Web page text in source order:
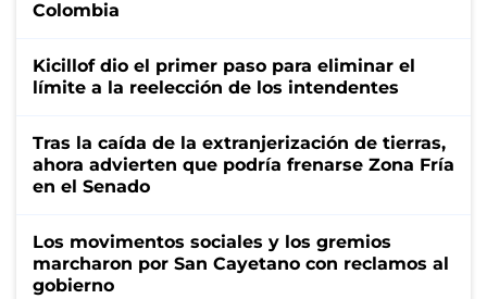
Colombia
Kicillof dio el primer paso para eliminar el
límite a la reelección de los intendentes
Tras la caída de la extranjerización de tierras,
ahora advierten que podría frenarse Zona Fría
en el Senado
Los movimentos sociales y los gremios
marcharon por San Cayetano con reclamos al
gobierno